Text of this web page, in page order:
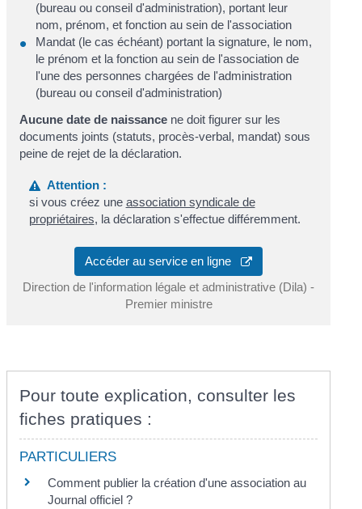
(bureau ou conseil d'administration), portant leur
nom, prénom, et fonction au sein de l'association
Mandat (le cas échéant) portant la signature, le nom,
le prénom et la fonction au sein de l'association de
l'une des personnes chargées de l'administration
(bureau ou conseil d'administration)
Aucune date de naissance ne doit figurer sur les
documents joints (statuts, procès-verbal, mandat) sous
peine de rejet de la déclaration.
Attention :
si vous créez une association syndicale de
propriétaires, la déclaration s'effectue différemment.
Accéder au service en ligne
Direction de l'information légale et administrative (Dila) -
Premier ministre
Pour toute explication, consulter les
fiches pratiques :
PARTICULIERS
Comment publier la création d'une association au
Journal officiel ?